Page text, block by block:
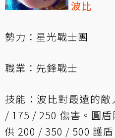
波比
勢力：星光戰士團
職業：先鋒戰士
技能：波比對最遠的
/ 175 / 250 傷害。圓
供 200 / 350 / 500 護盾